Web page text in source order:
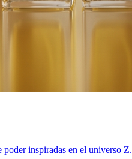
poder inspiradas en el universo Z.